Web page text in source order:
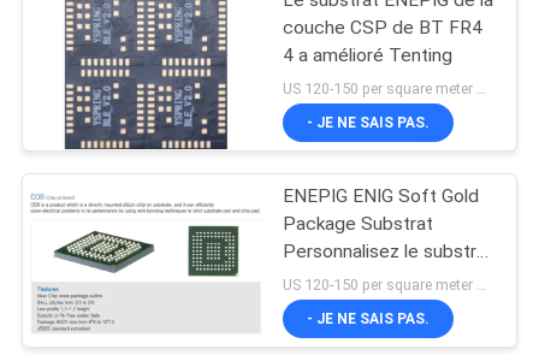
CITATION
PLAN
SITE
PRIVACY
POLICY
Substrat de
capteurs
3
couche CSP de BT FR4
4 a amélioré Tenting
US 120-150 per square meter MOQ:1 mètre carré
- JE NE SAIS PAS.
ENEPIG ENIG Soft Gold
Package Substrat
Personnalisez le substrat
BT de 1 à 6 couches
- JE NE SAIS PAS.